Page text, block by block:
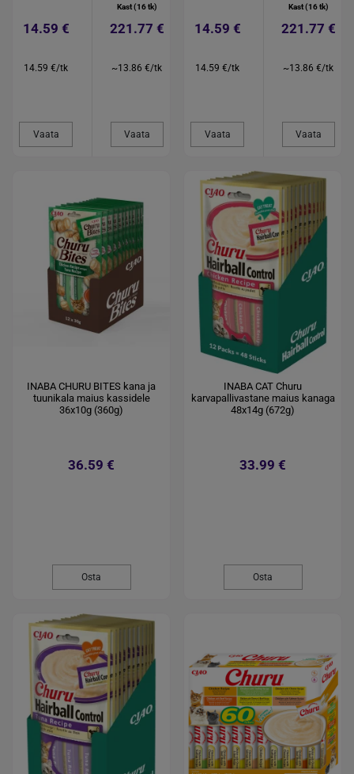
14.59 €
14.59 €/tk
Vaata
Kast (16 tk)
221.77 €
~13.86 €/tk
Vaata
14.59 €
14.59 €/tk
Vaata
Kast (16 tk)
221.77 €
~13.86 €/tk
Vaata
INABA CHURU BITES kana ja
tuunikala maius kassidele
36x10g (360g)
36.59 €
Osta
INABA CAT Churu
karvapallivastane maius kanaga
48x14g (672g)
33.99 €
Osta